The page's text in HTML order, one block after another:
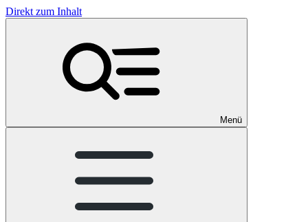
Direkt zum Inhalt
Menü